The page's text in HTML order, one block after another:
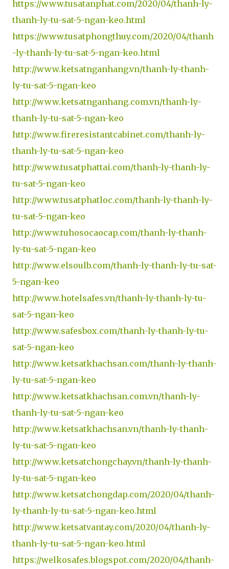
https://www.tusatanphat.com/2020/04/thanh-ly-
thanh-ly-tu-sat-5-ngan-keo.html
https://www.tusatphongthuy.com/2020/04/thanh
-ly-thanh-ly-tu-sat-5-ngan-keo.html
http://www.ketsatnganhang.vn/thanh-ly-thanh-
ly-tu-sat-5-ngan-keo
http://www.ketsatnganhang.com.vn/thanh-ly-
thanh-ly-tu-sat-5-ngan-keo
http://www.fireresistantcabinet.com/thanh-ly-
thanh-ly-tu-sat-5-ngan-keo
http://www.tusatphattai.com/thanh-ly-thanh-ly-
tu-sat-5-ngan-keo
http://www.tusatphatloc.com/thanh-ly-thanh-ly-
tu-sat-5-ngan-keo
http://www.tuhosocaocap.com/thanh-ly-thanh-
ly-tu-sat-5-ngan-keo
http://www.elsoulb.com/thanh-ly-thanh-ly-tu-sat-
5-ngan-keo
http://www.hotelsafes.vn/thanh-ly-thanh-ly-tu-
sat-5-ngan-keo
http://www.safesbox.com/thanh-ly-thanh-ly-tu-
sat-5-ngan-keo
http://www.ketsatkhachsan.com/thanh-ly-thanh-
ly-tu-sat-5-ngan-keo
http://www.ketsatkhachsan.com.vn/thanh-ly-
thanh-ly-tu-sat-5-ngan-keo
http://www.ketsatkhachsan.vn/thanh-ly-thanh-
ly-tu-sat-5-ngan-keo
http://www.ketsatchongchay.vn/thanh-ly-thanh-
ly-tu-sat-5-ngan-keo
http://www.ketsatchongdap.com/2020/04/thanh-
ly-thanh-ly-tu-sat-5-ngan-keo.html
http://www.ketsatvantay.com/2020/04/thanh-ly-
thanh-ly-tu-sat-5-ngan-keo.html
https://welkosafes.blogspot.com/2020/04/thanh-